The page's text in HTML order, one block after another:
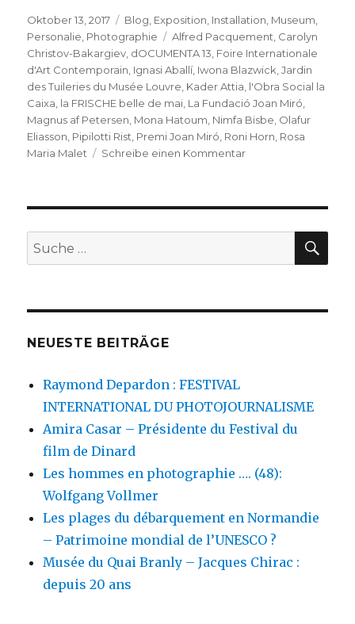
Veröffentlicht
am
Oktober 13, 2017 Kategorien
Blog Exposition Installation Museum
Personalie Photographie Schlagwörter
Alfred Pacquement Carolyn
Christov-Bakargiev dOCUMENTA 13 Foire Internationale
d'Art Contemporain Ignasi Aballí, Iwona Blazwick ,Jardin
des Tuileries du Musée Louvre Kader Attia l'Obra Social la
Caixa la FRISCHE belle de mai La Fundació Joan Miró
Magnus af Petersen Mona Hatoum Nimfa Bisbe Olafur
Eliasson Pipilotti Rist Premi Joan Miró Roni Horn Rosa
Maria Malet
Schreibe einen Kommentarzu
Joan
2017
Suche
nach:
NEUESTE BEITRÄGE
Raymond Depardon : FESTIVAL
INTERNATIONAL DU PHOTOJOURNALISME
Amira Casar – Présidente du Festival du
film de Dinard
Les hommes en photographie …. (48):
Wolfgang Vollmer
Les plages du débarquement en Normandie
– Patrimoine mondial de l’UNESCO ?
Musée du Quai Branly – Jacques Chirac :
depuis 20 ans